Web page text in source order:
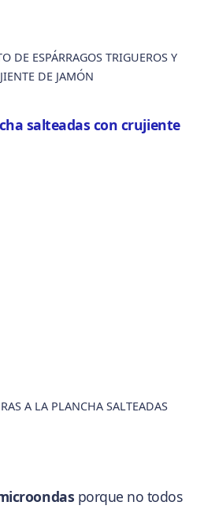
DE ESPÁRRAGOS TRIGUEROS Y
DE JAMÓN
salteadas con crujiente
A LA PLANCHA SALTEADAS
porque no todos